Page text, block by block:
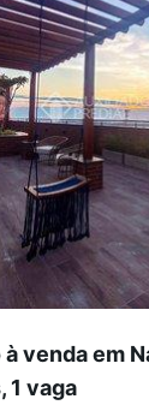
venda em
1 vaga